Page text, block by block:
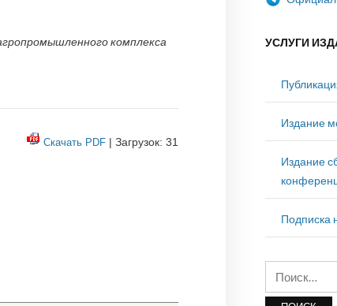
комплекса
Скачать PDF | Загрузок: 31
УСЛУГИ
Издание
Издание
Подписка